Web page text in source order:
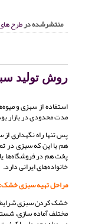
منتشرشده درطرح
روش تولید
استفاده از سبزی و
مدت محدودی در بازار
پس تنها راه نگهداری
هم با این که سبزی در
پخت هم در فروشگاه‌ها
خانواده‌های ایرانی دارد.
مراحل تهیه سبزی خشک:
خشک کردن سبزی شرایط
مختلف آماده سازی،